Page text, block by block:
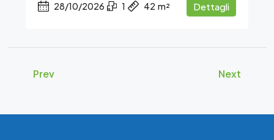
28/10/2026 1 42 m² Dettagli
Prev Next